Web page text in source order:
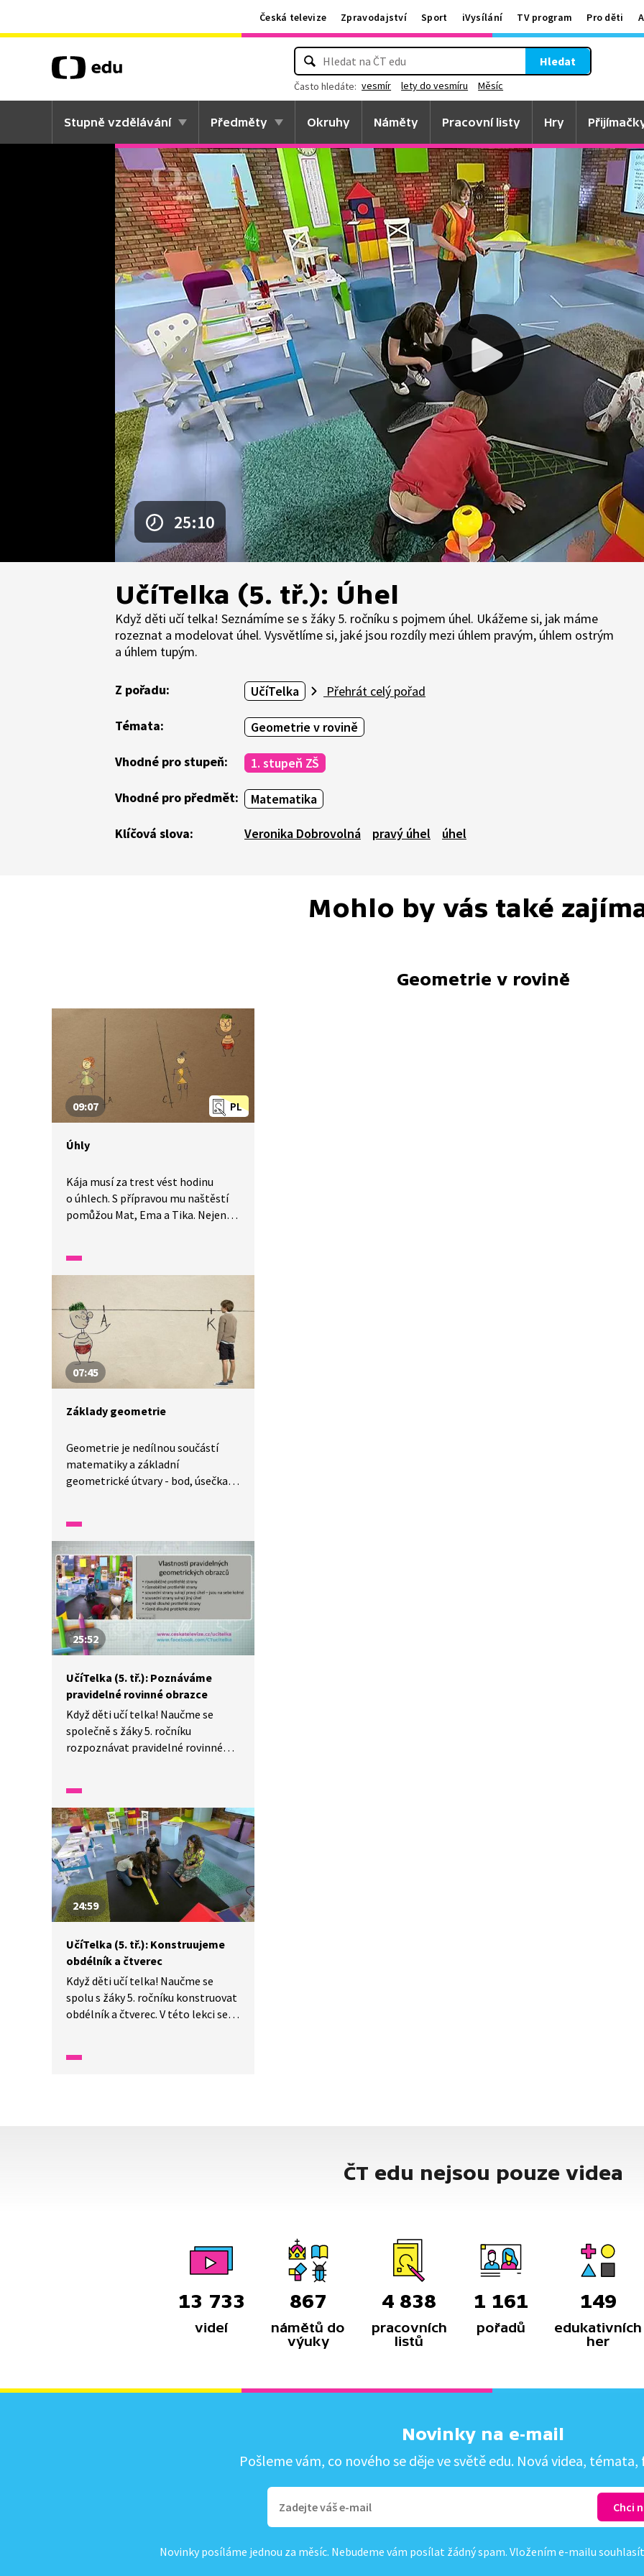
Česká televize Zpravodajství Sport iVysílání TV program Pro děti
Hledat
Často hledáte: vesmír lety do vesmíru Měsíc
Stupně vzdělávání Předměty Okruhy Náměty Pracovní listy Hry
25:10
UčíTelka (5. tř.): Úhel
Když děti učí telka! Seznámíme se s žáky 5. ročníku s pojmem úhel. Ukážeme si, jak máme
rozeznat a modelovat úhel. Vysvětlíme si, jaké jsou rozdíly mezi úhlem pravým, úhlem ostrým
a úhlem tupým.
Z pořadu: UčíTelka Přehrát celý pořad
Témata: Geometrie v rovině
Vhodné pro stupeň: 1. stupeň ZŠ
Vhodné pro předmět: Matematika
Klíčová slova: Veronika Dobrovolná pravý úhel úhel
Mohlo by vás také
Geometrie v rovině
PL
09:07
Úhly
Kája musí za trest vést hodinu
o úhlech. S přípravou mu naštěstí
pomůžou Mat, Ema a Tika. Nejen,
také o pojmech přímka,
Nakonec mu také ukážou, jak
pomocí hodinových ručiček určit
velikost úhlu.
07:45
Základy geometrie
Geometrie je nedílnou součástí
matematiky a základní
geometrické útvary - bod, úsečka
jeho kamarádi a tatínek.
Na jednoduchých modelech
různých staveb se pak společně
seznamí i s úhly a objasní si rozdíl
mezi kružnicí a kruhem.
25:52
UčíTelka (5. tř.): Poznáváme
pravidelné rovinné obrazce
Když děti učí telka! Naučme se
společně s žáky 5. ročníku
rozpoznávat pravidelné rovinné
a zároveň vymodelovat. Pak si
zahrajeme hru „Kdo jsem?“ Určitě
vás bude bavit.
24:59
UčíTelka (5. tř.): Konstruujeme
obdélník a čtverec
Když děti učí telka! Naučme se
spolu s žáky 5. ročníku konstruovat
obdélník a čtverec. V této lekci se
čtverec a obdélník za pomoci
ČT edu nejsou pouze videa
13 733
videí
867
námětů do
výuky
4 838
pracovních
listů
1 161
pořadů
149
edukativních
her
Novinky na e-mail
Pošleme vám, co nového se děje ve světě edu. Nová videa, témata,
Novinky posíláme jednou za měsíc. Nebudeme vám posílat žádný spam. Vložením e-mailu